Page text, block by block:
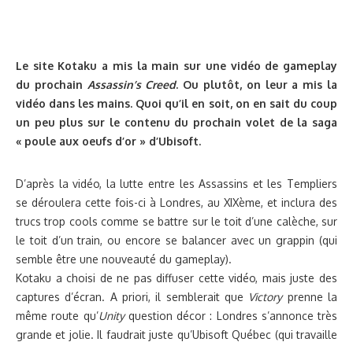
Le site Kotaku a mis la main sur une vidéo de gameplay
du prochain Assassin’s Creed. Ou plutôt, on leur a mis la
vidéo dans les mains. Quoi qu’il en soit, on en sait du coup
un peu plus sur le contenu du prochain volet de la saga
« poule aux oeufs d’or » d’Ubisoft.
D’après la vidéo, la lutte entre les Assassins et les Templiers
se déroulera cette fois-ci à Londres, au XIXème, et inclura des
trucs trop cools comme se battre sur le toit d’une calèche, sur
le toit d’un train, ou encore se balancer avec un grappin (qui
semble être une nouveauté du gameplay).
Kotaku a choisi de ne pas diffuser cette vidéo, mais juste des
captures d’écran. A priori, il semblerait que Victoryprenne la
même route qu’Unityquestion décor : Londres s’annonce très
grande et jolie. Il faudrait juste qu’Ubisoft Québec (qui travaille